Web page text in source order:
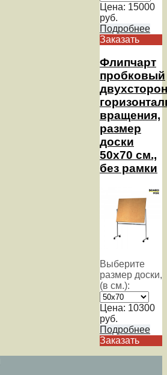
Цена: 15000
руб.
Подробнее
Заказать
Флипчарт
пробковый
вращения,
размер
доски
50х70 см.,
без рамки
Выберите
размер доски,
(в см.):
Цена: 10300
руб.
Подробнее
Заказать